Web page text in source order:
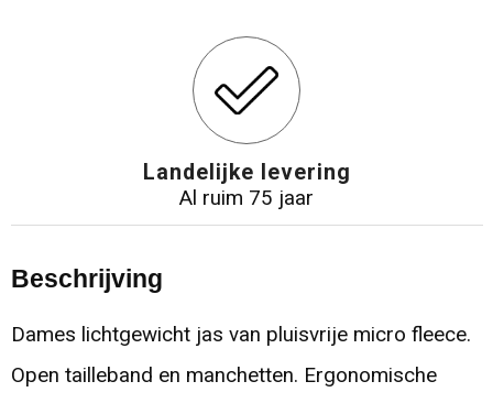
Landelijke levering
Al ruim 75 jaar
Beschrijving
Dames lichtgewicht jas van pluisvrije micro fleece.
Open tailleband en manchetten. Ergonomische